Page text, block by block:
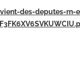
des-deputes-rn-